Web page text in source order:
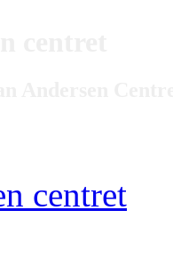
centret